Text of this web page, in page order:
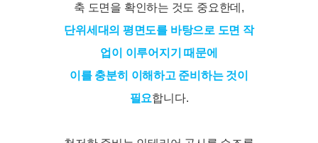
축 도면을 확인하는 것도 중요한데,
단위세대의 평면도를 바탕으로 도면 작
업이 이루어지기 때문에
이를 충분히 이해하고 준비하는 것이
필요합니다.